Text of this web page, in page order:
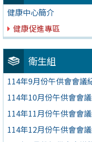
健康中心簡介
健康促進專區
衛生組
114年9月份午供會會議
114年10月份午供會會
114年11月份午供會會
114年12月份午供會會